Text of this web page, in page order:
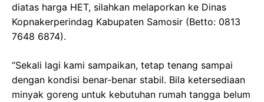
diatas harga HET, silahkan melaporkan ke Dinas
Kopnakerperindag Kabupaten Samosir (Betto: 0813
7648 6874).
“Sekali lagi kami sampaikan, tetap tenang sampai
dengan kondisi benar-benar stabil. Bila ketersediaan
minyak goreng untuk kebutuhan rumah tangga belum